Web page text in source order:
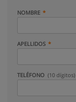
NOMBRE
APELLIDOS
TELÉFONO (10 dígitos)